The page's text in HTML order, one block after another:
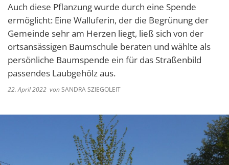
Auch diese Pflanzung wurde durch eine Spende
ermöglicht: Eine Walluferin, der die Begrünung der
Gemeinde sehr am Herzen liegt, ließ sich von der
ortsansässigen Baumschule beraten und wählte als
persönliche Baumspende ein für das Straßenbild
passendes Laubgehölz aus.
22. April 2022 vonSANDRA SZIEGOLEIT